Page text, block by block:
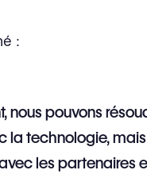
:
nous pouvons
la technologie,
les partenaires